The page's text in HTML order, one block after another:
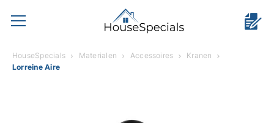
HouseSpecials Materialen Accessoires
Kranen
Lorreine Aire